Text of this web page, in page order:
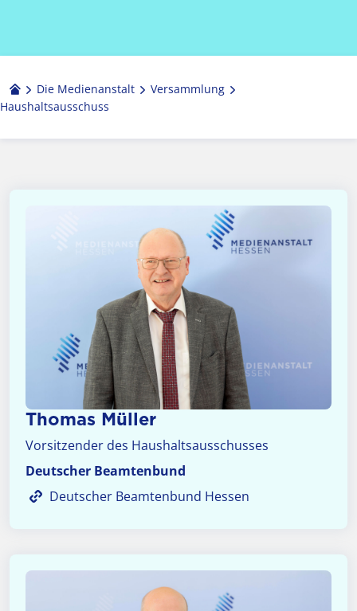
Die Medienanstalt
Versammlung
Haus­halts­aus­schuss
Thomas Müller
Vorsitzender des Haushaltsausschusses
Deutscher Beamtenbund
Deutscher Beamtenbund Hessen